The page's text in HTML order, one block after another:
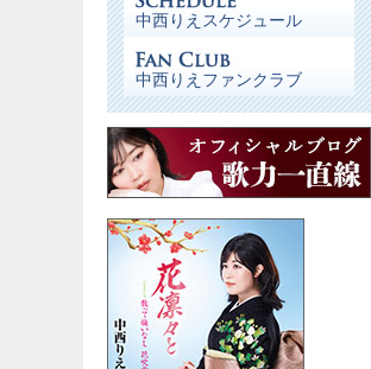
中西りえスケジュール
中西りえファンクラブ